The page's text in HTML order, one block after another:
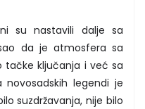
su nastavili dalje sa
da je atmosfera sa
ključanja i već sa
legendi je
suzdržavanja, nije bilo